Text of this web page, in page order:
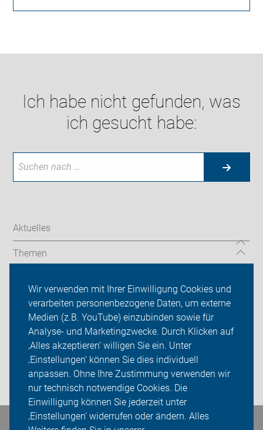
Wir verwenden mit Ihrer Einwilligung Cookies und
verarbeiten personenbezogene Daten, um externe
Medien (z.B. YouTube) einzubinden sowie für
Analyse- und Marketingzwecke. Durch Klicken auf
‚Alles akzeptieren‘ willigen Sie ein. Unter
‚Einstellungen‘ können Sie dies individuell
anpassen. Ohne Ihre Zustimmung verwenden wir
nur technisch notwendige Cookies. Die
Einwilligung können Sie jederzeit unter
‚Einstellungen‘ widerrufen oder ändern. Alles
Ich habe nicht gefunden, was
ich gesucht habe:
Aktuelles
Themen
ADFC Marl
Sei dabei
Presse
Login